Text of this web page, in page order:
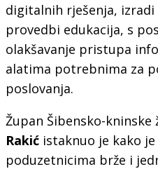
digitalnih rješenja,
provedbi edukacija, s
olakšavanje pristupa
alatima potrebnima za
poslovanja.
Župan Šibensko-kninske
Rakićistaknuo je kako
poduzetnicima brže i